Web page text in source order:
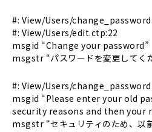
#: View/Users/
#: View/Users/edit.ctp:22
msgid “Change your password”
msgstr “パスワードを変更してく
#: View/Users/
msgid “Please enter your old
security reasons and then your
msgstr “セキュリティのため、以